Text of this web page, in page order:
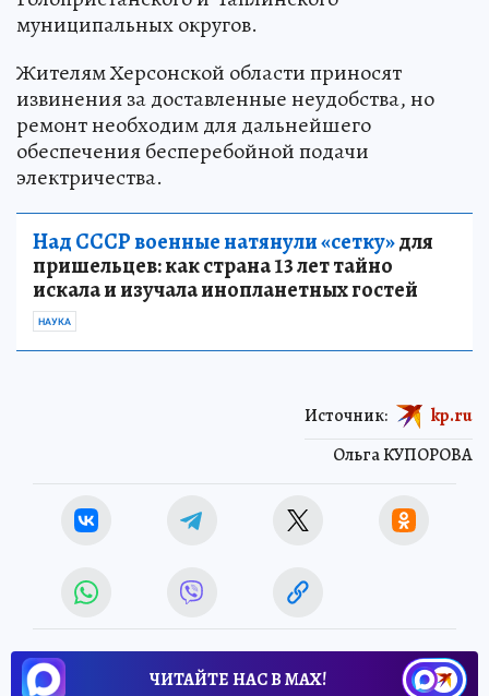
муниципальных округов.
Жителям Херсонской области приносят
извинения за доставленные неудобства, но
ремонт необходим для дальнейшего
обеспечения бесперебойной подачи
электричества.
Над СССР военные натянули «сетку»для
пришельцев: как страна 13 лет тайно
искала и изучала инопланетных гостей
НАУКА
Ольга КУПОРОВА
Источник: kp.ru
ЧИТАЙТЕ НАС В МАХ!